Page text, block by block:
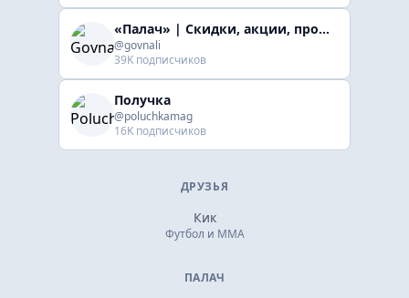
«Палач» | Скидки, акции, промокоды
@govnali
39K подписчиков
Получка
@poluchkamag
16K подписчиков
ДРУЗЬЯ
Кик
Футбол и ММА
ПАЛАЧ